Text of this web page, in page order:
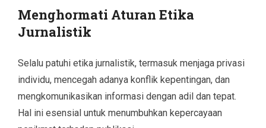
Menghormati Aturan Etika
Jurnalistik
Selalu patuhi etika jurnalistik, termasuk menjaga privasi
individu, mencegah adanya konflik kepentingan, dan
mengkomunikasikan informasi dengan adil dan tepat.
Hal ini esensial untuk menumbuhkan kepercayaan